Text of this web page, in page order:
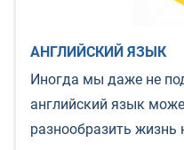
АНГЛИЙСКИЙ ЯЗЫК
Иногда мы даже не
английский язык
разнообразить жизнь